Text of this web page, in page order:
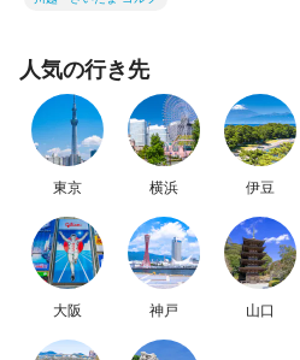
人気の行き先
東京 横浜 伊豆
大阪 神戸 山口